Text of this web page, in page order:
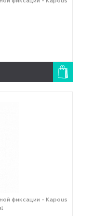
фиксации - Kapous